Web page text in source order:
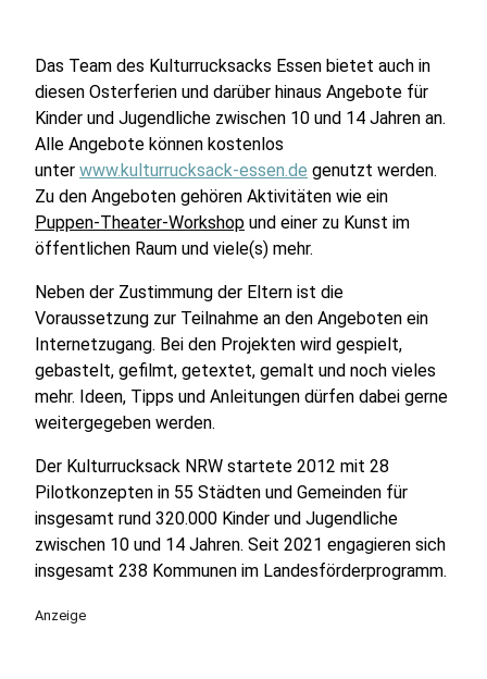
Das Team des Kulturrucksacks Essen bietet auch in
diesen Osterferien und darüber hinaus Angebote für
Kinder und Jugendliche zwischen 10 und 14 Jahren an.
Alle Angebote können kostenlos
unter www.kulturrucksack-essen.de genutzt werden.
Zu den Angeboten gehören Aktivitäten wie ein
Puppen-Theater-Workshop und einer zu Kunst im
öffentlichen Raum und viele(s) mehr.
Neben der Zustimmung der Eltern ist die
Voraussetzung zur Teilnahme an den Angeboten ein
Internetzugang. Bei den Projekten wird gespielt,
gebastelt, gefilmt, getextet, gemalt und noch vieles
mehr. Ideen, Tipps und Anleitungen dürfen dabei gerne
weitergegeben werden.
Der Kulturrucksack NRW startete 2012 mit 28
Pilotkonzepten in 55 Städten und Gemeinden für
insgesamt rund 320.000 Kinder und Jugendliche
zwischen 10 und 14 Jahren. Seit 2021 engagieren sich
insgesamt 238 Kommunen im Landesförderprogramm.
Anzeige